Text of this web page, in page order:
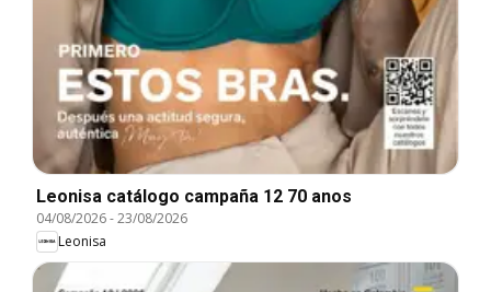
Leonisa catálogo campaña 12 70 anos
04/08/2026-23/08/2026
Leonisa